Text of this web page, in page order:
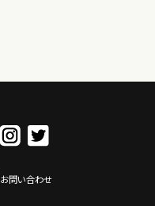
お問い合わせ